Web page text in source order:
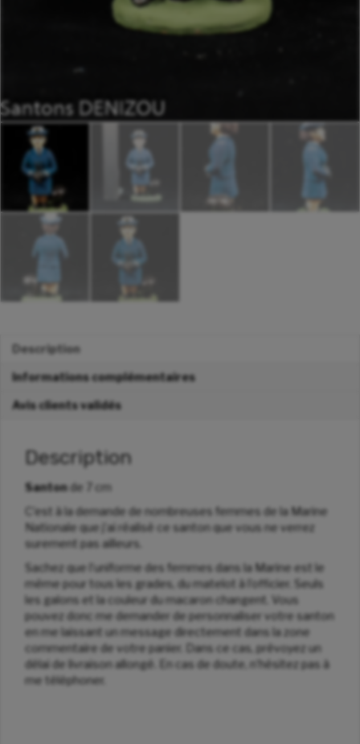
Description
Informations complémentaires
Avis clients validés
Description
Santonde 7 cm
C’est à la demande de nombreuses femmes de la Marine
Nationale que j’ai réalisé ce santon que vous ne verrez
surement pas ailleurs.
Sachez que l’uniforme des femmes dans la Marine est le
même pour tous les grades, du matelot à l’officier. Seuls
les galons et la couleur du macaron changent. Vous
pouvez donc me demander de personnaliser votre santon
en me laissant un message directement dans la zone
commentaire de votre panier. Dans ce cas, prévoyez un
délai de livraison allongé. En cas de doute, n’hésitez pas à
me téléphoner.